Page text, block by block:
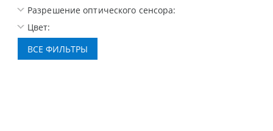
Разрешение оптического сенсора:
Цвет: